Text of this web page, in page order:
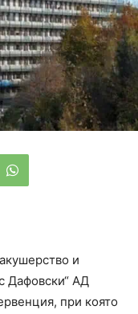
и
Дафовски“ АД
при която